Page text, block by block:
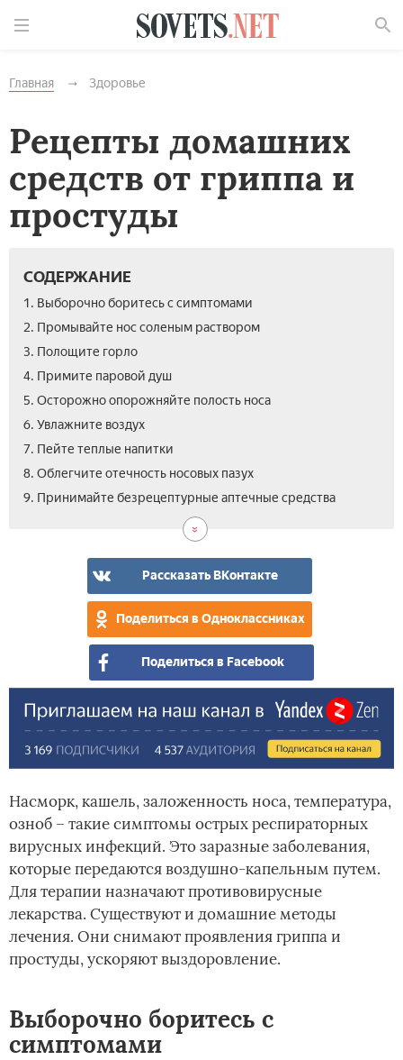
Главная Здоровье
Рецепты домашних
средств от гриппа и
простуды
СОДЕРЖАНИЕ
1. Выборочно боритесь с симптомами
2. Промывайте нос соленым раствором
3. Полощите горло
4. Примите паровой душ
5. Осторожно опорожняйте полость носа
6. Увлажните воздух
7. Пейте теплые напитки
8. Облегчите отечность носовых пазух
9. Принимайте безрецептурные аптечные средства
Рассказать ВКонтакте
Поделиться в Одноклассниках
Поделиться в Facebook
Насморк, кашель, заложенность носа, температура,
озноб – такие симптомы острых респираторных
вирусных инфекций. Это заразные заболевания,
которые передаются воздушно-капельным путем.
Для терапии назначают противовирусные
лекарства. Существуют и домашние методы
лечения. Они снимают проявления гриппа и
простуды, ускоряют выздоровление.
Выборочно боритесь с
симптомами